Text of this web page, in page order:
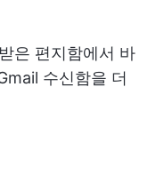
받은 편지함에서 바
수신함을 더